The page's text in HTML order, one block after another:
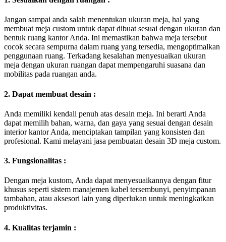
Jangan sampai anda salah menentukan ukuran meja, hal yang
membuat meja custom untuk dapat dibuat sesuai dengan ukuran dan
bentuk ruang kantor Anda. Ini memastikan bahwa meja tersebut
cocok secara sempurna dalam ruang yang tersedia, mengoptimalkan
penggunaan ruang. Terkadang kesalahan menyesuaikan ukuran
meja dengan ukuran ruangan dapat mempengaruhi suasana dan
mobilitas pada ruangan anda.
2. Dapat membuat desain :
Anda memiliki kendali penuh atas desain meja. Ini berarti Anda
dapat memilih bahan, warna, dan gaya yang sesuai dengan desain
interior kantor Anda, menciptakan tampilan yang konsisten dan
profesional. Kami melayani jasa pembuatan desain 3D meja custom.
3. Fungsionalitas :
Dengan meja kustom, Anda dapat menyesuaikannya dengan fitur
khusus seperti sistem manajemen kabel tersembunyi, penyimpanan
tambahan, atau aksesori lain yang diperlukan untuk meningkatkan
produktivitas.
4. Kualitas terjamin :